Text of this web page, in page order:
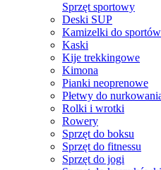
Sprzęt sportowy
Deski SUP
Kamizelki do
Kaski
Kije trekkingowe
Kimona
Pianki neoprenowe
Płetwy do
Rolki i wrotki
Rowery
Sprzęt do boksu
Sprzęt do fitnessu
Sprzęt do jogi